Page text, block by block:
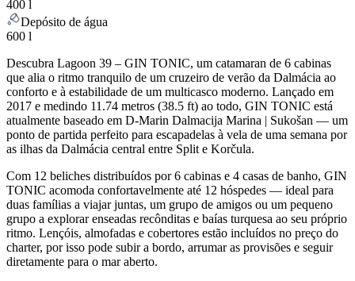
400 l
Depósito de água
600 l
Descubra Lagoon 39 – GIN TONIC, um catamaran de 6 cabinas
que alia o ritmo tranquilo de um cruzeiro de verão da Dalmácia ao
conforto e à estabilidade de um multicasco moderno. Lançado em
2017 e medindo 11.74 metros (38.5 ft) ao todo, GIN TONIC está
atualmente baseado em D-Marin Dalmacija Marina | Sukošan — um
ponto de partida perfeito para escapadelas à vela de uma semana por
as ilhas da Dalmácia central entre Split e Korčula.
Com 12 beliches distribuídos por 6 cabinas e 4 casas de banho, GIN
TONIC acomoda confortavelmente até 12 hóspedes — ideal para
duas famílias a viajar juntas, um grupo de amigos ou um pequeno
grupo a explorar enseadas recônditas e baías turquesa ao seu próprio
ritmo. Lençóis, almofadas e cobertores estão incluídos no preço do
charter, por isso pode subir a bordo, arrumar as provisões e seguir
diretamente para o mar aberto.